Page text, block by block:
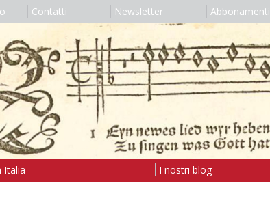
Contatti Newsletter Abbonamenti
Italia I nostri blog